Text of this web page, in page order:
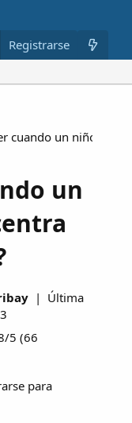
Miembros
Registrarse
cuando un niño no
un
| Última
5 (66
para